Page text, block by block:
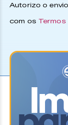
Autorizo o
com os Termos